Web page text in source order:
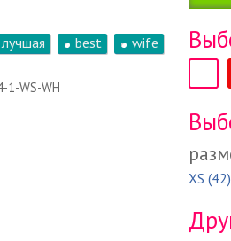
лучшая best wife
1-WS-WH
XS (42)